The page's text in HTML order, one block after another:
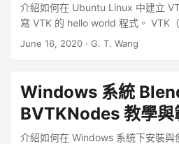
介紹如何在 Ubuntu Linux 中建立
寫 VTK 的 hello world 程式。 VTK
Kitware 公司所發展的一套開放原始
June 16, 2020 · G. T. Wang
Windows 系統
BVTKNodes 教學與
介紹如何在 Windows 系統下安裝